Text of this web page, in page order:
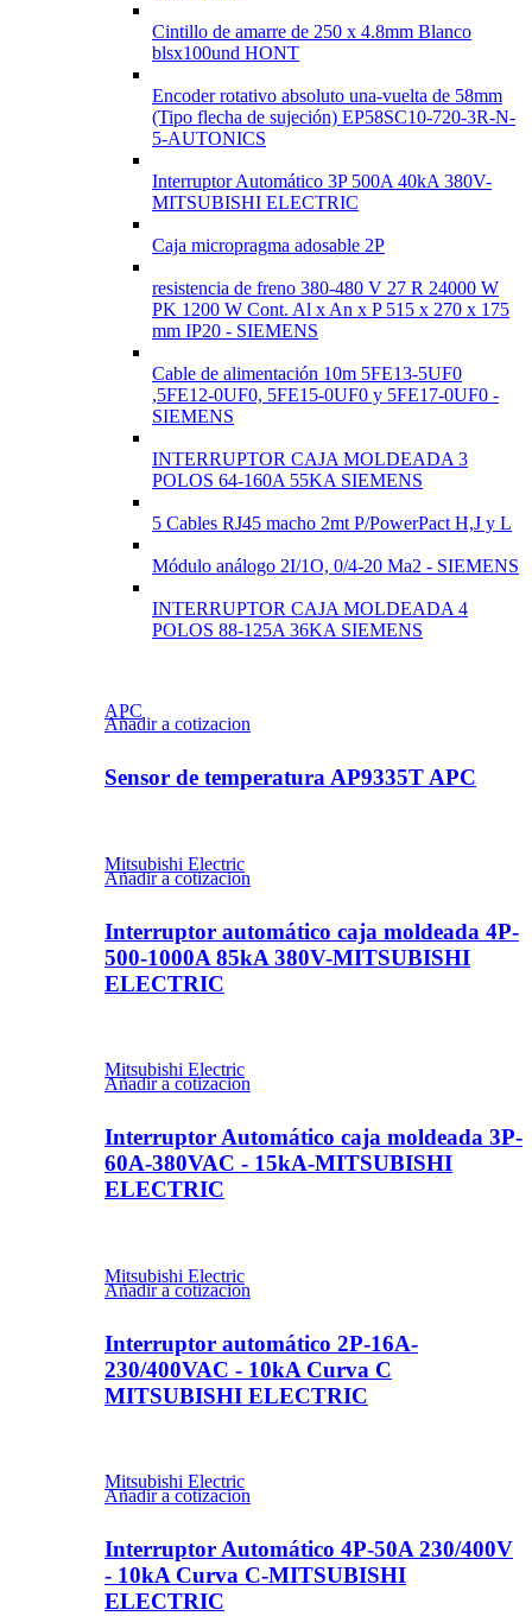
Cintillo de amarre de 250 x 4.8mm Blanco
blsx100und HONT
Encoder rotativo absoluto una-vuelta de 58mm
(Tipo flecha de sujeción) EP58SC10-720-3R-N-
5-AUTONICS
Interruptor Automático 3P 500A 40kA 380V-
MITSUBISHI ELECTRIC
Caja micropragma adosable 2P
resistencia de freno 380-480 V 27 R 24000 W
PK 1200 W Cont. Al x An x P 515 x 270 x 175
mm IP20 - SIEMENS
Cable de alimentación 10m 5FE13-5UF0
,5FE12-0UF0, 5FE15-0UF0 y 5FE17-0UF0 -
SIEMENS
INTERRUPTOR CAJA MOLDEADA 3
POLOS 64-160A 55KA SIEMENS
5 Cables RJ45 macho 2mt P/PowerPact H,J y L
Módulo análogo 2I/1O, 0/4-20 Ma2 - SIEMENS
INTERRUPTOR CAJA MOLDEADA 4
POLOS 88-125A 36KA SIEMENS
APC
Añadir a cotizacion
Sensor de temperatura AP9335T APC
Mitsubishi Electric
Añadir a cotizacion
Interruptor automático caja moldeada 4P-
500-1000A 85kA 380V-MITSUBISHI
ELECTRIC
Mitsubishi Electric
Añadir a cotizacion
Interruptor Automático caja moldeada 3P-
60A-380VAC - 15kA-MITSUBISHI
ELECTRIC
Mitsubishi Electric
Añadir a cotizacion
Interruptor automático 2P-16A-
230/400VAC - 10kA Curva C
MITSUBISHI ELECTRIC
Mitsubishi Electric
Añadir a cotizacion
Interruptor Automático 4P-50A 230/400V
- 10kA Curva C-MITSUBISHI
ELECTRIC